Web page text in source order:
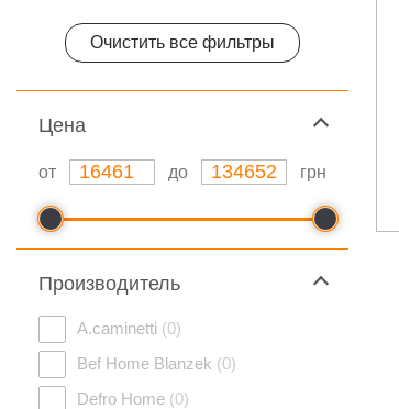
Очистить все фильтры
Цeна
от до грн
Производитель
A.caminetti (0)
Bef Home Blanzek (0)
Defro Home (0)